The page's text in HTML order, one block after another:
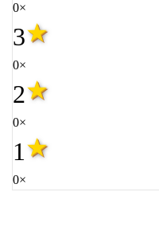
0×
3
0×
2
0×
1
0×